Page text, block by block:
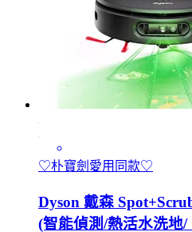
♡朴寶劍愛用同款♡
Dyson 戴森
(智能偵測/熱活水洗地